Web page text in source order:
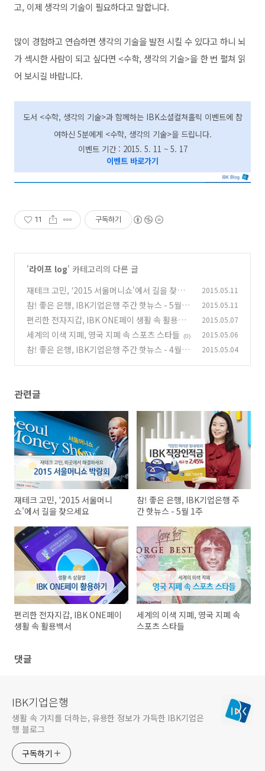
고, 이제 생각의 기술이 필요하다고 말합니다.
많이 경험하고 연습하면 생각의 기술을 발전 시킬 수 있다고 하니 뇌
가 섹시한 사람이 되고 싶다면 <수학, 생각의 기술>을 한 번 펼쳐 읽
어 보시길 바랍니다.
도서 <수학, 생각의 기술>과 함께하는 IBK소셜컬쳐홀릭 이벤트에 참
여하신 5분에게 <수학, 생각의 기술>을 드립니다.
이벤트 기간 : 2015. 5. 11 ~ 5. 17
이벤트 바로가기
11 구독하기
'라이프 log' 카테고리의 다른 글
재테크 고민, '2015 서울머니쇼'에서 길을 찾으
세요 (0)
2015.05.11
참! 좋은 은행, IBK기업은행 주간 핫뉴스 - 5월 1
주
(0)
2015.05.11
편리한 전자지갑, IBK ONE페이 생활 속 활용백
서
(0)
2015.05.07
세계의 이색 지폐, 영국 지폐 속 스포츠 스타들 (0) 2015.05.06
참! 좋은 은행, IBK기업은행 주간 핫뉴스 - 4월 5
2015.05.04
관련글
재테크 고민, '2015 서울머니
쇼'에서 길을 찾으세요
참! 좋은 은행, IBK기업은행 주
간 핫뉴스 - 5월 1주
편리한 전자지갑, IBK ONE페이
생활 속 활용백서
세계의 이색 지폐, 영국 지폐 속
스포츠 스타들
댓글
IBK기업은행
생활 속 가치를 더하는, 유용한 정보가 가득한 IBK기업은
행 블로그
구독하기